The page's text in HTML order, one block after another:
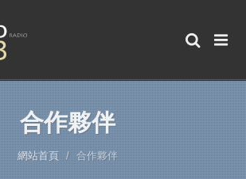
合作夥伴
網站首頁 合作夥伴